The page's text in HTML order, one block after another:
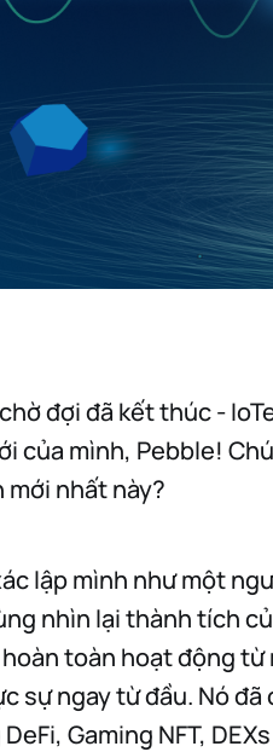
đợi đã kết thúc -
của mình, Pebble!
mới nhất này?
lập mình như một
nhìn lại thành tích
toàn hoạt động
sự ngay từ đầu. Nó
Gaming NFT,